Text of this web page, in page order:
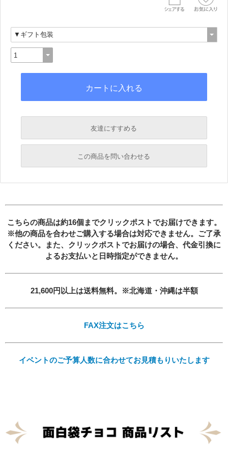
友達にすすめる
必須
この商品を問い合わせる
こちらの商品は約16個までクリックポストでお届けできます。
※他の商品を合わせご購入する場合は対応できません。ご了承
ください。また、クリックポストでお届けの場合、 代金引換に
よるお支払いと日時指定ができません。
21,600円以上は送料無料。※北海道・沖縄は半額
FAX注文はこちら
イベントのご予算人数に合わせてお見積もりいたします